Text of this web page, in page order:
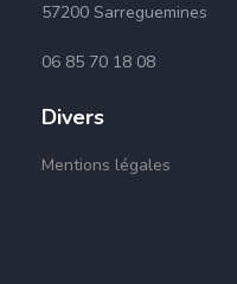
57200 Sarreguemines
06 85 70 18 08
Divers
Mentions légales